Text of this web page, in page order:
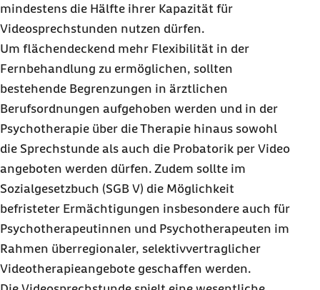
mindestens die Hälfte ihrer Kapazität für
Videosprechstunden nutzen dürfen.
Um flächendeckend mehr Flexibilität in der
Fernbehandlung zu ermöglichen, sollten
bestehende Begrenzungen in ärztlichen
Berufsordnungen aufgehoben werden und in der
Psychotherapie über die Therapie hinaus sowohl
die Sprechstunde als auch die Probatorik per Video
angeboten werden dürfen. Zudem sollte im
Sozialgesetzbuch (SGB V) die Möglichkeit
befristeter Ermächtigungen insbesondere auch für
Psychotherapeutinnen und Psychotherapeuten im
Rahmen überregionaler, selektivvertraglicher
Videotherapieangebote geschaffen werden.